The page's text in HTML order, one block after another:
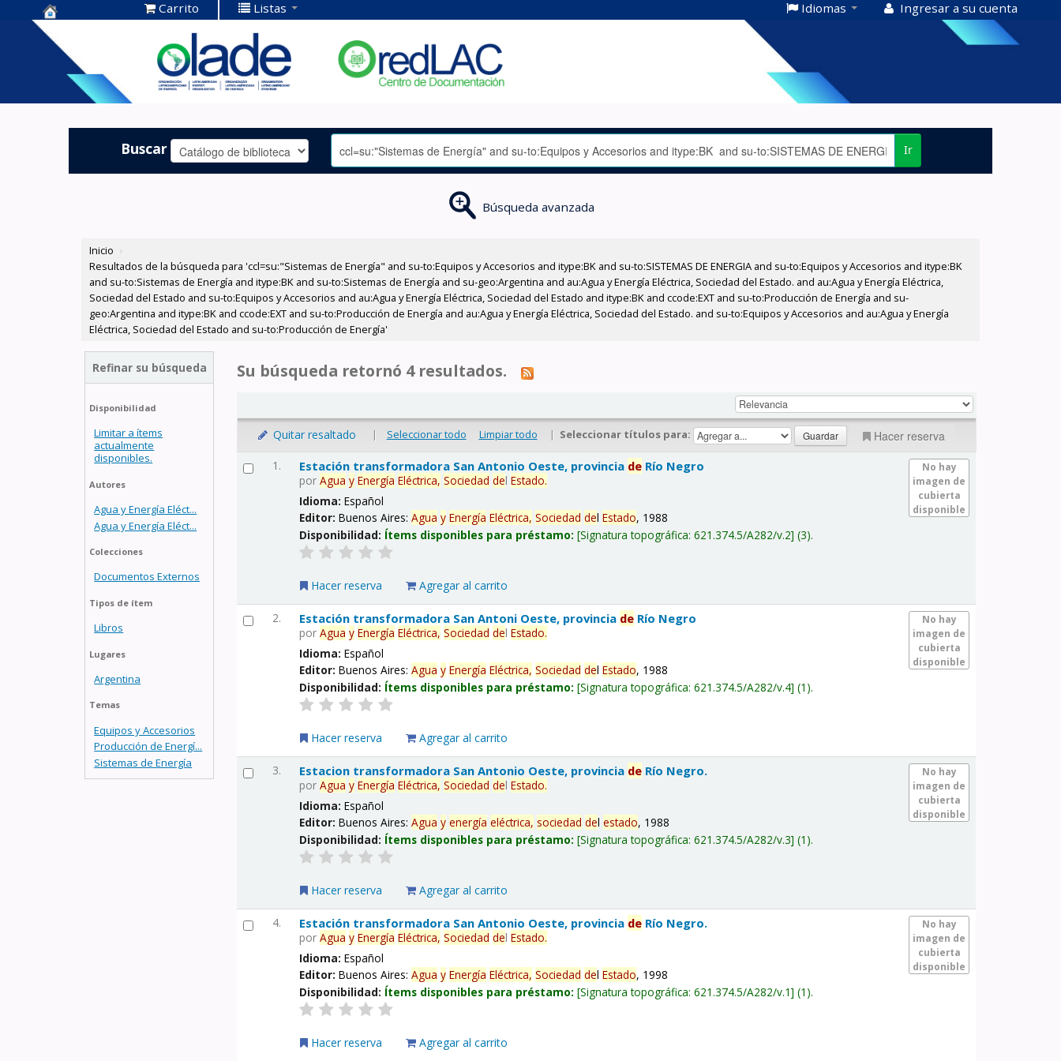
Centro de
Documentación
OLADE -
Carrito Listas Idiomas Ingresar a su cuenta
Buscar Ir
Búsqueda avanzada
Inicio ›
Resultados de la búsqueda para 'ccl=su:"Sistemas de Energía" and su-to:Equipos y Accesorios and itype:BK and su-to:SISTEMAS DE ENERGIA and su-to:Equipos y Accesorios and itype:BK
and su-to:Sistemas de Energía and itype:BK and su-to:Sistemas de Energía and su-geo:Argentina and au:Agua y Energía Eléctrica, Sociedad del Estado. and au:Agua y Energía Eléctrica,
Sociedad del Estado and su-to:Equipos y Accesorios and au:Agua y Energía Eléctrica, Sociedad del Estado and itype:BK and ccode:EXT and su-to:Producción de Energía and su-
geo:Argentina and itype:BK and ccode:EXT and su-to:Producción de Energía and au:Agua y Energía Eléctrica, Sociedad del Estado. and su-to:Equipos y Accesorios and au:Agua y Energía
Eléctrica, Sociedad del Estado and su-to:Producción de Energía'
Refinar su búsqueda
Disponibilidad
Limitar a ítems
actualmente
disponibles.
Autores
Agua y Energía Eléct...
Agua y Energía Eléct...
Colecciones
Documentos Externos
Tipos de ítem
Libros
Lugares
Argentina
Temas
Equipos y Accesorios
Producción de Energí...
Sistemas de Energía
Su búsqueda retornó 4 resultados.
Quitar resaltado | Seleccionar todo Limpiar todo | Seleccionar títulos para: Hacer reserva
1.
No hay
imagen de
cubierta
disponible
Estación transformadora San Antonio Oeste, provincia de Río Negro
porAgua y Energía Eléctrica, Sociedad delEstado.
Idioma:Español
Editor:Buenos Aires:Agua y Energía Eléctrica, Sociedad delEstado, 1988
Disponibilidad: Ítems disponibles para préstamo: Signatura topográfica:621.374.5/A282/v.2 (3).
Hacer reserva Agregar al carrito
2.
No hay
imagen de
cubierta
disponible
Estación transformadora San Antoni Oeste, provincia de Río Negro
porAgua y Energía Eléctrica, Sociedad delEstado.
Idioma:Español
Editor:Buenos Aires:Agua y Energía Eléctrica, Sociedad delEstado, 1988
Disponibilidad: Ítems disponibles para préstamo: Signatura topográfica:621.374.5/A282/v.4 (1).
Hacer reserva Agregar al carrito
3.
No hay
imagen de
cubierta
disponible
Estacion transformadora San Antonio Oeste, provincia de Río Negro.
porAgua y Energía Eléctrica, Sociedad delEstado.
Idioma:Español
Editor:Buenos Aires:Agua y energía eléctrica, sociedad delestado, 1988
Disponibilidad: Ítems disponibles para préstamo: Signatura topográfica:621.374.5/A282/v.3 (1).
Hacer reserva Agregar al carrito
4.
No hay
imagen de
cubierta
disponible
Estación transformadora San Antonio Oeste, provincia de Río Negro.
porAgua y Energía Eléctrica, Sociedad delEstado.
Idioma:Español
Editor:Buenos Aires:Agua y Energía Eléctrica, Sociedad delEstado, 1998
Disponibilidad: Ítems disponibles para préstamo: Signatura topográfica:621.374.5/A282/v.1 (1).
Hacer reserva Agregar al carrito